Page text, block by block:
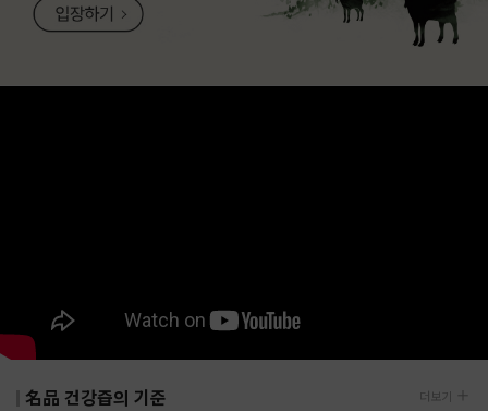
名品 건강즙의 기준 더보기